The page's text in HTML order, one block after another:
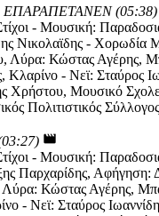
(05:38)
- Μουσική:
Νικολαϊδης - Χορωδία
Λύρα: Κώστας Αγέρης,
- Νεϊ: Σταύρος
Χρήστου, Μουσικό
Πολιτιστικός Σύλλογος
movie
- Μουσική:
Παρχαρίδης, Αφήγηση:
Λύρα: Κώστας Αγέρης,
- Νεϊ: Σταύρος